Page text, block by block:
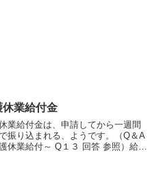
休業給付金
業給付金は、申請してから一週間
振り込まれる、ようです。（Q＆A
休業給付～ Q１３ 回答 参照）給付